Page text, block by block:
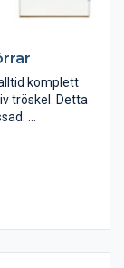
komplett
tröskel. Detta
och brand